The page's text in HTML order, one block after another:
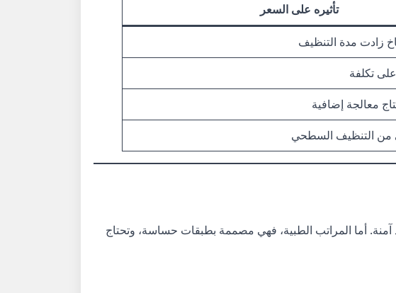
تأثيره على السعر
زادت مدة التنظيف
تكلفة
معالجة إضافية
من التنظيف السطحي
آمنة. أما المراتب الطبية، فهي مصممة بطبقات حساسة، وتحتاج